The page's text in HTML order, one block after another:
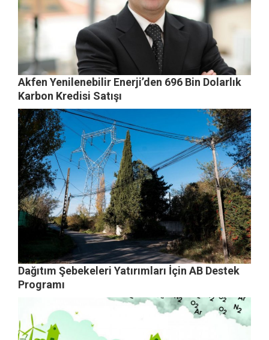
Akfen Yenilenebilir Enerji’den 696 Bin Dolarlık
Karbon Kredisi Satışı
Dağıtım Şebekeleri Yatırımları İçin AB Destek
Programı